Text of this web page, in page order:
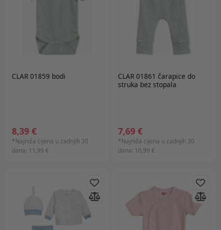
CLAR 01859 bodi
8,39 €
*Najniža cijena u zadnjih 30
dana: 11,99 €
CLAR 01861 čarapice do
struka bez stopala
7,69 €
*Najniža cijena u zadnjih 30
dana: 10,99 €